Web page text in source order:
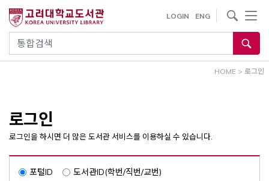
건
통합검색
LOGIN ENG
사이트내 검색
HOME > 로그인
로그인
로그인을 하시면 더 많은 도서관 서비스를 이용하실 수 있습니다.
포털ID 도서관ID(학번/직번/교번)